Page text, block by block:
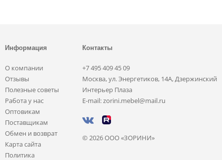
Информация
О компании
Отзывы
Полезные советы
Работа у нас
Оптовикам
Поставщикам
Обмен и возврат
Карта сайта
Политика
Контакты
+7 495 409 45 09
Москва, ул. Энергетиков, 14А, Дзержинский
Интерьер Плаза
E-mail: zorini.mebel@mail.ru
© 2026 ООО «ЗОРИНИ»